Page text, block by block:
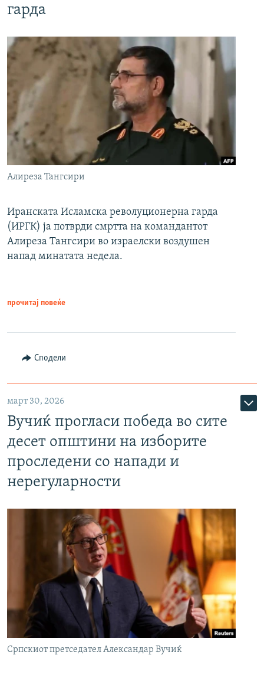
гарда
Алиреза Тангсири
Иранската Исламска револуционерна гарда
(ИРГК) ја потврди смртта на командантот
Алиреза Тангсири во израелски воздушен
напад минатата недела.
прочитај повеќе
Сподели
март 30, 2026
Вучиќ прогласи победа во сите
десет општини на изборите
проследени со напади и
нерегуларности
Српскиот претседател Александар Вучиќ